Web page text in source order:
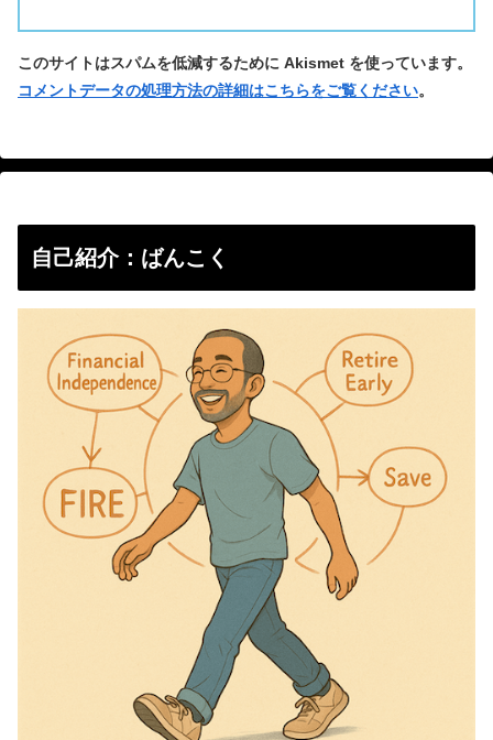
このサイトはスパムを低減するために Akismet を使っています。
コメントデータの処理方法の詳細はこちらをご覧ください。
自己紹介：ばんこく